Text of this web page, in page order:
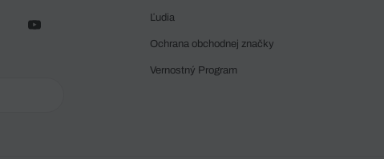
Ľudia
Ochrana obchodnej značky
Vernostný Program